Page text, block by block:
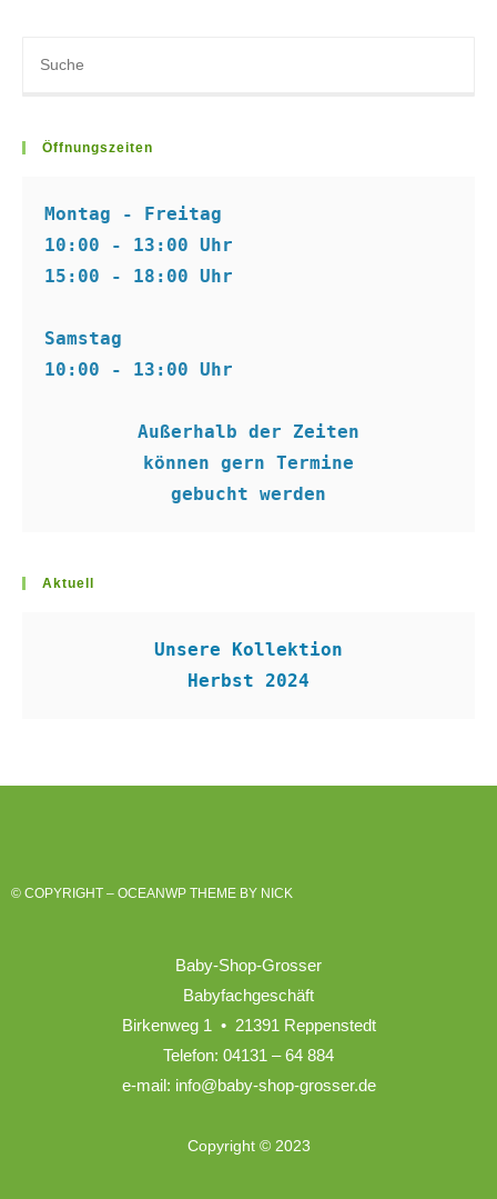
Öffnungszeiten
Montag - Freitag
10:00 - 13:00 Uhr
15:00 - 18:00 Uhr
Samstag
10:00 - 13:00 Uhr
Außerhalb der Zeiten
können gern Termine
gebucht werden
Aktuell
Unsere Kollektion
Herbst 2024
© COPYRIGHT – OCEANWP THEME BY NICK
Baby-Shop-Grosser
Babyfachgeschäft
Birkenweg 1 • 21391 Reppenstedt
Telefon: 04131 – 64 884
e-mail: info@baby-shop-grosser.de
Copyright © 2023